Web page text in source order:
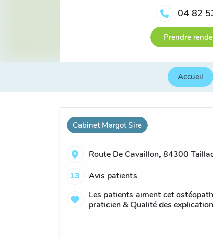
04 82
Prendre
Accueil
Cabinet Margot Sire
Route De Cavaillon, 84300
13
Avis patients
Les patients aiment cet
praticien & Qualité des